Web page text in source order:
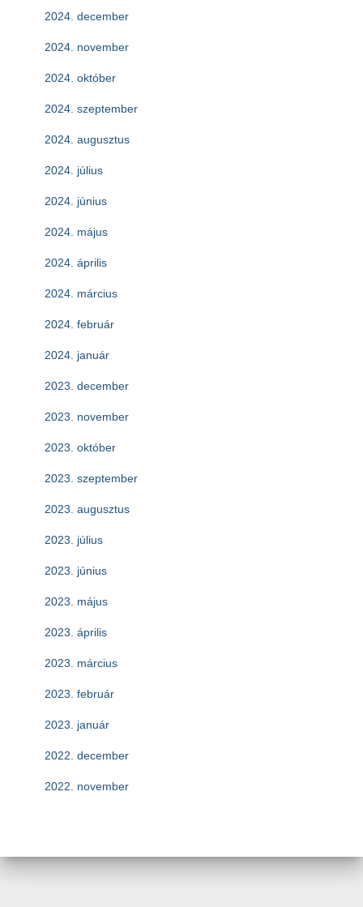
2024. december
2024. november
2024. október
2024. szeptember
2024. augusztus
2024. július
2024. június
2024. május
2024. április
2024. március
2024. február
2024. január
2023. december
2023. november
2023. október
2023. szeptember
2023. augusztus
2023. július
2023. június
2023. május
2023. április
2023. március
2023. február
2023. január
2022. december
2022. november